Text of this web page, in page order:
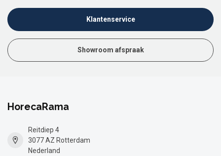
Klantenservice
Showroom afspraak
HorecaRama
Reitdiep 4
3077 AZ Rotterdam
Nederland